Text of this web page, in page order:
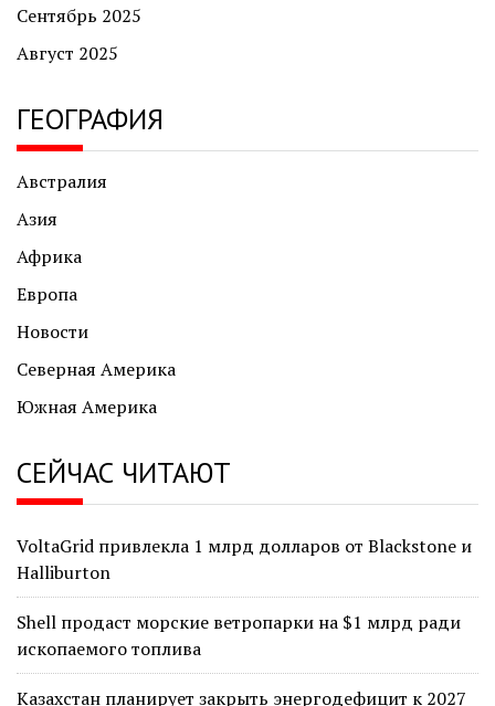
Сентябрь 2025
Август 2025
ГЕОГРАФИЯ
Австралия
Азия
Африка
Европа
Новости
Северная Америка
Южная Америка
СЕЙЧАС ЧИТАЮТ
VoltaGrid привлекла 1 млрд долларов от Blackstone и
Halliburton
Shell продаст морские ветропарки на $1 млрд ради
ископаемого топлива
Казахстан планирует закрыть энергодефицит к 2027